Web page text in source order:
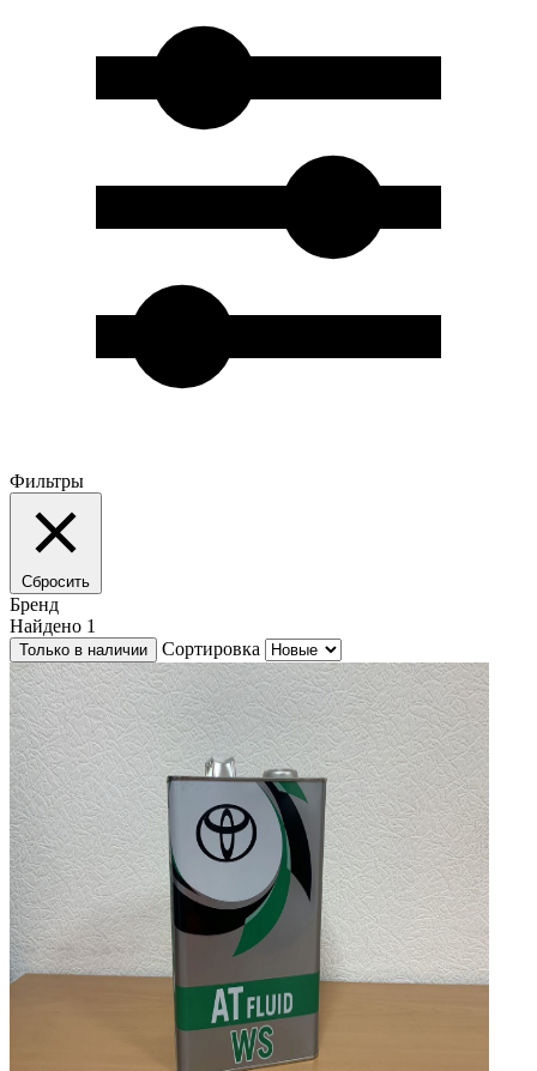
Фильтры
Сбросить
Бренд
Найдено 1
Только в наличии Сортировка